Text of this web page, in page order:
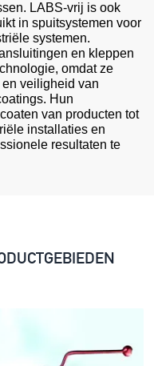
LABS-vrij is ook
in spuitsystemen voor
systemen.
en kleppen
omdat ze
veiligheid van
Hun
van producten tot
installaties en
resultaten te